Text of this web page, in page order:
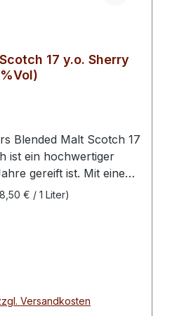
17 y.o. Sherry
Blended Malt Scotch 17
ist ein hochwertiger
gereift ist. Mit einem
50%Vol bietet er ein
Geschenkdose
zu einer
€ / 1 Liter)
Versandkosten